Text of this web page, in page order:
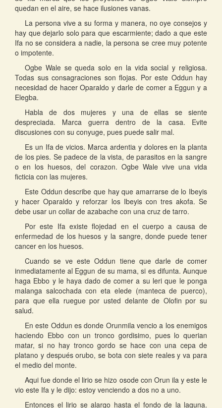
quedan en el aire, se hace ilusiones vanas.
La persona vive a su forma y manera, no oye consejos y
hay que dejarlo solo para que escarmiente; dado a que este
Ifa no se considera a nadie, la persona se cree muy potente
o impotente.
Ogbe Wale se queda solo en la vida social y religiosa.
Todas sus consagraciones son flojas. Por este Oddun hay
necesidad de hacer Oparaldo y darle de comer a Eggun y a
Elegba.
Habla de dos mujeres y una de ellas se siente
despreciada. Marca guerra dentro de la casa. Evite
discusiones con su conyuge, pues puede salir mal.
Es un Ifa de vicios. Marca ardentia y dolores en la planta
de los pies. Se padece de la vista, de parasitos en la sangre
o en los huesos, del corazon. Ogbe Wale vive una vida
ficticia con las mujeres.
Este Oddun describe que hay que amarrarse de lo Ibeyis
y hacer Oparaldo y reforzar los Ibeyis con tres akofa. Se
debe usar un collar de azabache con una cruz de tarro.
Por este Ifa existe flojedad en el cuerpo a causa de
enfermedad de los huesos y la sangre, donde puede tener
cancer en los huesos.
Cuando se ve este Oddun tiene que darle de comer
inmediatamente al Eggun de su mama, si es difunta. Aunque
haga Ebbo y le haya dado de comer a su leri que le ponga
malanga salcochada con eta elede (manteca de puerco),
para que ella ruegue por usted delante de Olofin por su
salud.
En este Oddun es donde Orunmila vencio a los enemigos
haciendo Ebbo con un tronco gordisimo, pues lo querian
matar, si no hay tronco gordo se hace con una cepa de
platano y después orubo, se bota con siete reales y va para
el medio del monte.
Aqui fue donde el lirio se hizo osode con Orun ila y este le
vio este Ifa y le dijo: estoy venciendo a dos no a uno.
Entonces el lirio se alargo hasta el fondo de la laguna.